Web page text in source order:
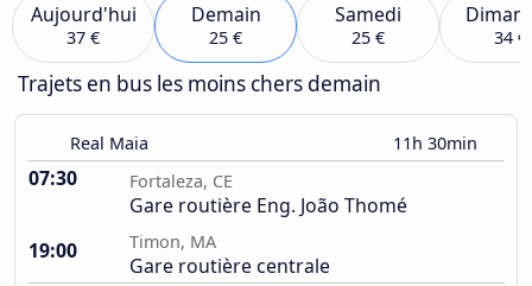
Aujourd'hui
37 €
Demain
25 €
Samedi
25 € 34 €
Trajets en bus les moins chers demain
Real Maia 11h 30min
07:30 Fortaleza, CE
Gare routière Eng. João Thomé
19:00
Timon, MA
Gare routière centrale